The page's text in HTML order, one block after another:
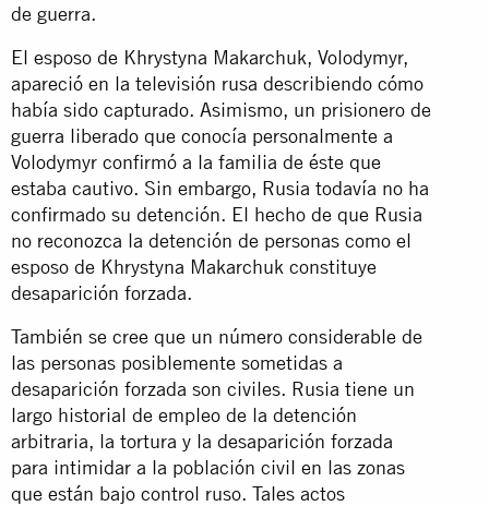
de guerra.
El esposo de Khrystyna Makarchuk, Volodymyr,
apareció en la televisión rusa describiendo cómo
había sido capturado. Asimismo, un prisionero de
guerra liberado que conocía personalmente a
Volodymyr confirmó a la familia de éste que
estaba cautivo. Sin embargo, Rusia todavía no ha
confirmado su detención. El hecho de que Rusia
no reconozca la detención de personas como el
esposo de Khrystyna Makarchuk constituye
desaparición forzada.
También se cree que un número considerable de
las personas posiblemente sometidas a
desaparición forzada son civiles. Rusia tiene un
largo historial de empleo de la detención
arbitraria, la tortura y la desaparición forzada
para intimidar a la población civil en las zonas
que están bajo control ruso. Tales actos